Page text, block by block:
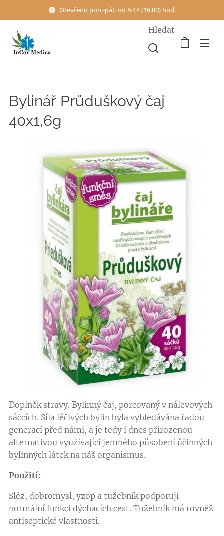
Otevřeno pon.-pát. od 8-14 (16:00) hod.
Hledat
Bylinář Průduškový čaj
40x1,6g
Doplněk stravy. Bylinný čaj, porcovaný v nálevových
sáčcích. Síla léčivých bylin byla vyhledávána řadou
generací před námi, a je tedy i dnes přirozenou
alternativou využívající jemného působení účinných
bylinných látek na náš organismus.
Použití:
Sléz, dobromysl, yzop a tužebník podporují
normální funkci dýchacích cest. Tužebník má rovněž
antiseptické vlastnosti.